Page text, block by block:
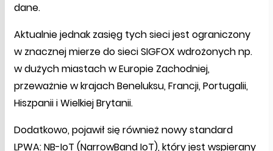
dane.
Aktualnie jednak zasięg tych sieci jest ograniczony
w znacznej mierze do sieci SIGFOX wdrożonych np.
w dużych miastach w Europie Zachodniej,
przeważnie w krajach Beneluksu, Francji, Portugalii,
Hiszpanii i Wielkiej Brytanii.
Dodatkowo, pojawił się również nowy standard
LPWA: NB-IoT (NarrowBand IoT), który jest wspierany